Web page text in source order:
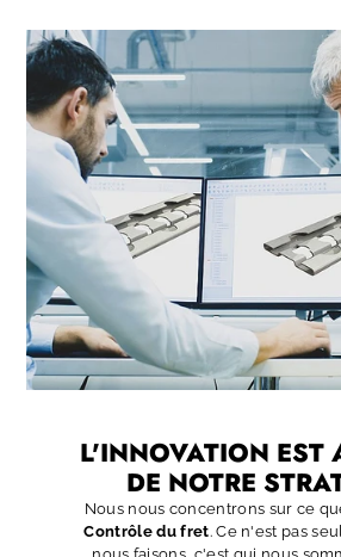
L'INNOVATION EST
DE NOTRE
Nous nous concentrons sur ce
Contrôle du fret. Ce n'est pas